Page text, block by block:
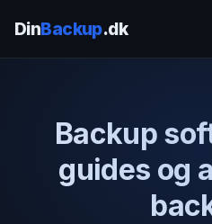
DinBackup.dk
Backup
guides og